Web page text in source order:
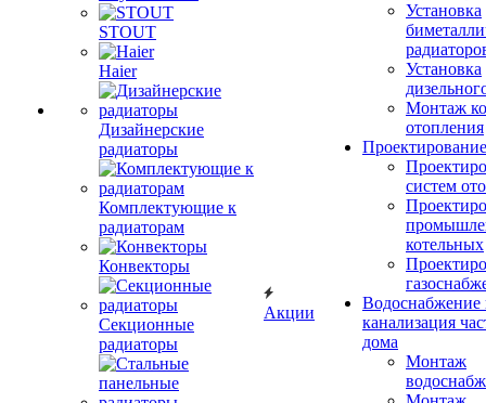
STOUT
Haier
Дизайнерские
радиаторы
Комплектующие к
радиаторам
Конвекторы
Секционные
радиаторы
Акции
Установка
Установка
Монтаж
отопления
Проектирование
систем
котельных
Водоснабжение
канализация
дома
Монтаж